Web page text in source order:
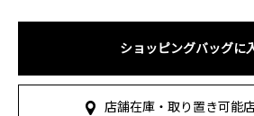
ショッピングバッグに
店舗在庫・取り置き可能